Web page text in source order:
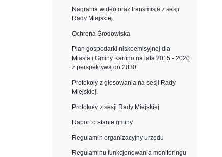
Nagrania wideo oraz transmisja z sesji
Rady Miejskiej.
Ochrona Środowiska
Plan gospodarki niskoemisyjnej dla
Miasta i Gminy Karlino na lata 2015 - 2020
z perspektywą do 2030.
Protokoły z głosowania na sesji Rady
Miejskiej.
Protokoły z sesji Rady Miejskiej
Raport o stanie gminy
Regulamin organizacyjny urzędu
Regulaminu funkcjonowania monitoringu